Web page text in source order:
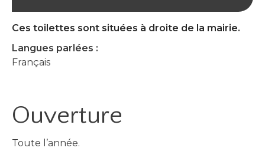
Ces toilettes sont situées à droite de la mairie.
Langues parlées :
Français
Ouverture
Toute l’année.